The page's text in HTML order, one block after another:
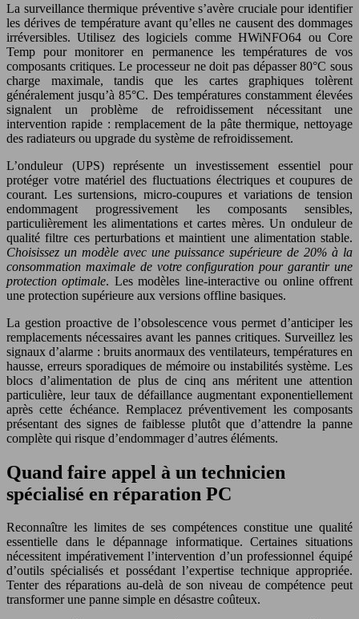
La surveillance thermique préventive s’avère cruciale pour identifier
les dérives de température avant qu’elles ne causent des dommages
irréversibles. Utilisez des logiciels comme HWiNFO64 ou Core
Temp pour monitorer en permanence les températures de vos
composants critiques. Le processeur ne doit pas dépasser 80°C sous
charge maximale, tandis que les cartes graphiques tolèrent
généralement jusqu’à 85°C. Des températures constamment élevées
signalent un problème de refroidissement nécessitant une
intervention rapide : remplacement de la pâte thermique, nettoyage
des radiateurs ou upgrade du système de refroidissement.
L’onduleur (UPS) représente un investissement essentiel pour
protéger votre matériel des fluctuations électriques et coupures de
courant. Les surtensions, micro-coupures et variations de tension
endommagent progressivement les composants sensibles,
particulièrement les alimentations et cartes mères. Un onduleur de
qualité filtre ces perturbations et maintient une alimentation stable.
Choisissez un modèle avec une puissance supérieure de 20% à la
consommation maximale de votre configuration pour garantir une
protection optimale. Les modèles line-interactive ou online offrent
une protection supérieure aux versions offline basiques.
La gestion proactive de l’obsolescence vous permet d’anticiper les
remplacements nécessaires avant les pannes critiques. Surveillez les
signaux d’alarme : bruits anormaux des ventilateurs, températures en
hausse, erreurs sporadiques de mémoire ou instabilités système. Les
blocs d’alimentation de plus de cinq ans méritent une attention
particulière, leur taux de défaillance augmentant exponentiellement
après cette échéance. Remplacez préventivement les composants
présentant des signes de faiblesse plutôt que d’attendre la panne
complète qui risque d’endommager d’autres éléments.
Quand faire appel à un technicien
spécialisé en réparation PC
Reconnaître les limites de ses compétences constitue une qualité
essentielle dans le dépannage informatique. Certaines situations
nécessitent impérativement l’intervention d’un professionnel équipé
d’outils spécialisés et possédant l’expertise technique appropriée.
Tenter des réparations au-delà de son niveau de compétence peut
transformer une panne simple en désastre coûteux.